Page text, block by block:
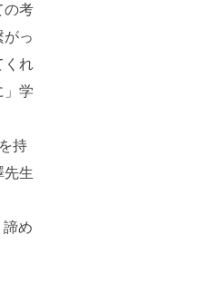
の考
がっ
くれ
」学
持
先生
め